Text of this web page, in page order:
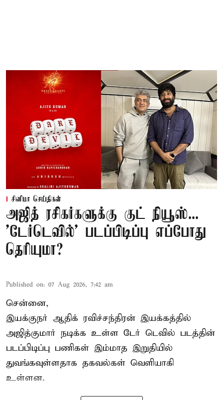
சினிமா செய்திகள்
அஜித் ரசிகர்களுக்கு குட் நியூஸ்...
'டேர்டெவில்' படப்பிடிப்பு எப்போது
தெரியுமா?
Published on: 07 Aug 2026, 7:42 am
சென்னை,
இயக்குநர் ஆதிக் ரவிச்சந்திரன் இயக்கத்தில்
அஜித்குமார் நடிக்க உள்ள டேர் டெவில் படத்தின்
படப்பிடிப்பு பணிகள் இம்மாத இறுதியில்
துவங்கவுள்ளதாக தகவல்கள் வெளியாகி
உள்ளன.